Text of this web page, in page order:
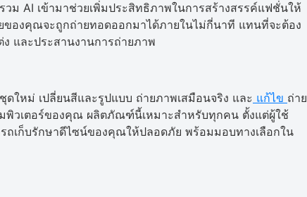
วม AI เข้ามาช่วยเพิ่มประสิทธิภาพในการสร้างสรรค์แฟชั่นให้
ของคุณจะถูกถ่ายทอดออกมาได้ภายในไม่กี่นาที แทนที่จะต้อง
และประสานงานการถ่ายภาพ
ใหม่ เปลี่ยนสีและรูปแบบ ถ่ายภาพเสมือนจริง และ แก้ไข ถ่าย
วเตอร์ของคุณ ผลิตภัณฑ์นี้เหมาะสำหรับทุกคน ตั้งแต่ผู้ใช้
ถเก็บรักษาดีไซน์ของคุณให้ปลอดภัย พร้อมมอบทางเลือกใน